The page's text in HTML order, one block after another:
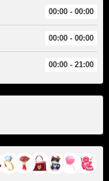
00:00 - 00:00
00:00 - 00:00
00:00 - 21:00